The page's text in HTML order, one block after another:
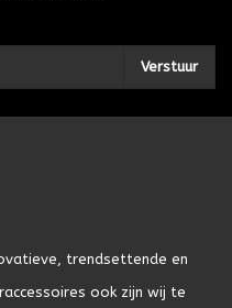
Verstuur
trendsettende en
ook zijn wij te